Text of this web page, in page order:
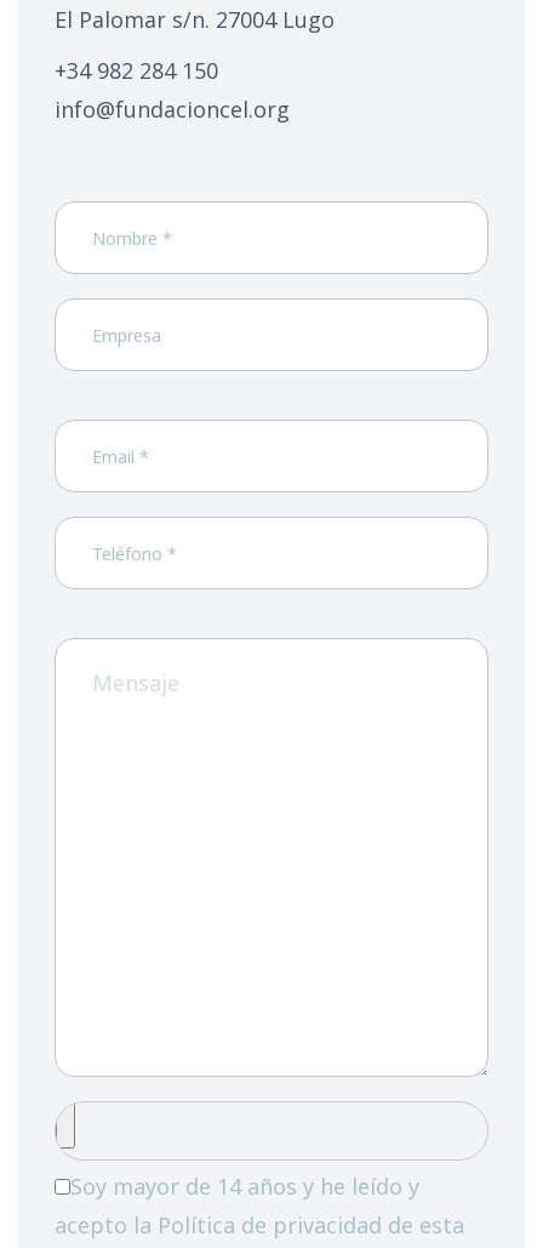
El Palomar s/n. 27004 Lugo
+34 982 284 150
info@fundacioncel.org
Soy mayor de 14 años y he leído y
acepto la Política de privacidad de esta